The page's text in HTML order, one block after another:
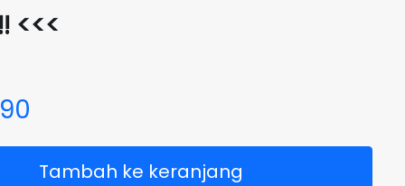
<<<
Tambah ke keranjang